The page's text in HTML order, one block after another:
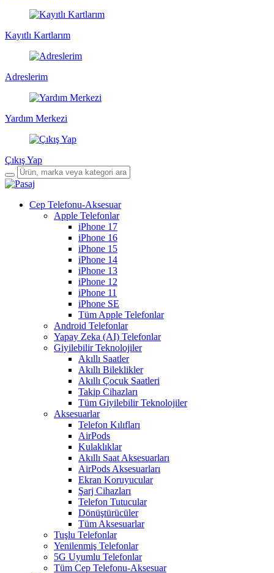
Kayıtlı Kartlarım
Adreslerim
Yardım Merkezi
Çıkış Yap
Cep Telefonu-Aksesuar
Apple Telefonlar
iPhone 17
iPhone 16
iPhone 15
iPhone 14
iPhone 13
iPhone 12
iPhone 11
iPhone SE
Tüm Apple Telefonlar
Android Telefonlar
Yapay Zeka (AI) Telefonlar
Giyilebilir Teknolojiler
Akıllı Saatler
Akıllı Bileklikler
Akıllı Çocuk Saatleri
Takip Cihazları
Tüm Giyilebilir Teknolojiler
Aksesuarlar
Telefon Kılıfları
AirPods
Kulaklıklar
Akıllı Saat Aksesuarları
AirPods Aksesuarları
Ekran Koruyucular
Şarj Cihazları
Telefon Tutucular
Dönüştürücüler
Tüm Aksesuarlar
Tuşlu Telefonlar
Yenilenmiş Telefonlar
5G Uyumlu Telefonlar
Tüm Cep Telefonu-Aksesuar